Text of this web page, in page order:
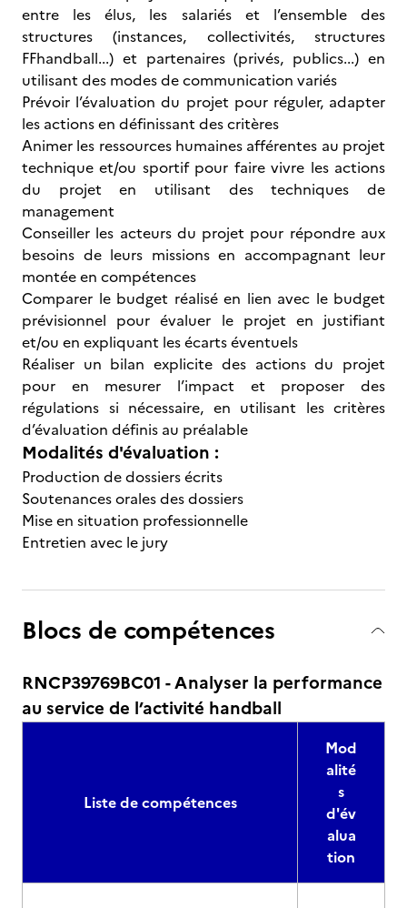
entre les élus, les salariés et l’ensemble des
structures (instances, collectivités, structures
FFhandball...) et partenaires (privés, publics...) en
utilisant des modes de communication variés
Prévoir l’évaluation du projet pour réguler, adapter
les actions en définissant des critères
Animer les ressources humaines afférentes au projet
technique et/ou sportif pour faire vivre les actions
du projet en utilisant des techniques de
management
Conseiller les acteurs du projet pour répondre aux
besoins de leurs missions en accompagnant leur
montée en compétences
Comparer le budget réalisé en lien avec le budget
prévisionnel pour évaluer le projet en justifiant
et/ou en expliquant les écarts éventuels
Réaliser un bilan explicite des actions du projet
pour en mesurer l’impact et proposer des
régulations si nécessaire, en utilisant les critères
d’évaluation définis au préalable
Modalités d'évaluation :
Production de dossiers écrits
Soutenances orales des dossiers
Mise en situation professionnelle
Entretien avec le jury
Blocs de compétences
RNCP39769BC01 - Analyser la performance
au service de l’activité handball
Liste de compétences
Mod
alité
s
d'év
alua
tion